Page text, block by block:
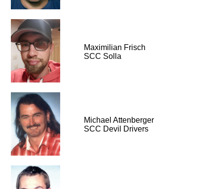
Maximilian Frisch
SCC Solla
Michael Attenberger
SCC Devil Drivers